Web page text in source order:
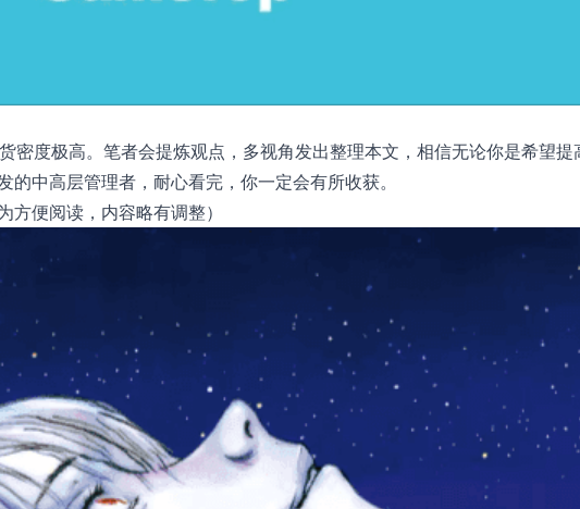
密度极高。笔者会提炼观点，多视角发出整理本文，相信无论你是希望提
中高层管理者，耐心看完，你一定会有所收获。
方便阅读，内容略有调整）